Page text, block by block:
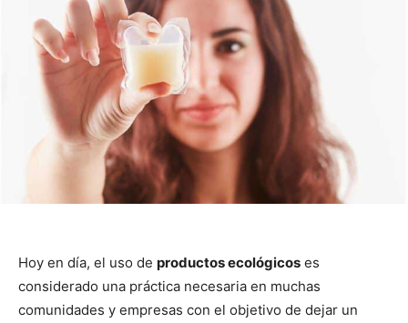
Hoy en día, el uso de productos ecológicos es
considerado una práctica necesaria en muchas
comunidades y empresas con el objetivo de dejar un